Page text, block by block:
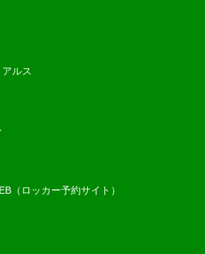
ルス
（ロッカー予約サイト）